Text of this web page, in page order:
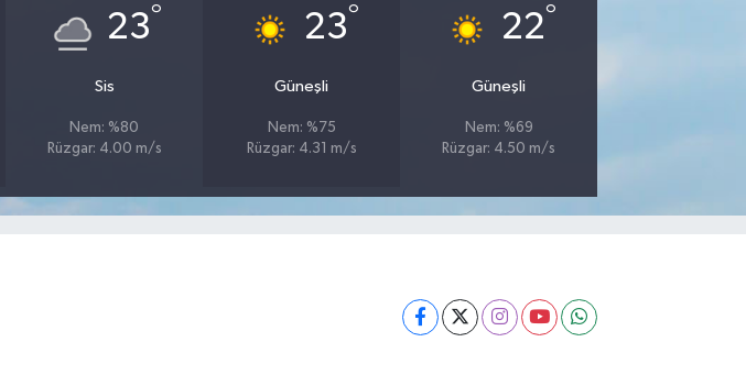
23°
Sis
Nem: %80
Rüzgar: 4.00 m/s
23°
Güneşli
Nem: %75
Rüzgar: 4.31 m/s
22°
Güneşli
Nem: %69
Rüzgar: 4.50 m/s